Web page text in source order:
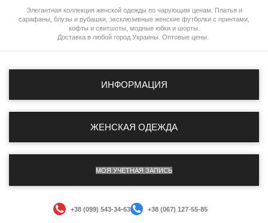
Элегантная коллекция женской одежды по чарующим ценам. Платья и
сарафаны, блузы и рубашки, эксклюзивные женские футболки с принтами,
кофты и свитшоты, модные юбки и шорты.
Доставка в любой город Украины. Оптовые цены.
ИНФОРМАЦИЯ
ЖЕНСКАЯ ОДЕЖДА
МОЯ УЧЕТНАЯ ЗАПИСЬ
+38 (099) 543-34-63 +38 (067) 127-55-85